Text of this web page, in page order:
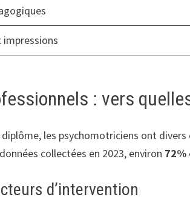
impressions
: vers
les psychomotriciens ont
collectées en 2023, environ
d’intervention